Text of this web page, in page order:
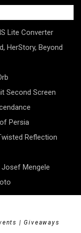
Lite Converter
HerStory, Beyond
Second Screen
Persia
Reflection
Mengele
| Giveaways